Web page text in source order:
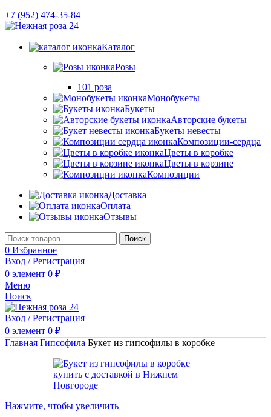
+7 (952) 474-35-84
Каталог
Розы
101 роза
Монобукеты
Букеты
Авторские букеты
Букеты невесты
Композиции-сердца
Цветы в коробке
Цветы в корзине
Композиции
Доставка
Оплата
Отзывы
Поиск
0 Избранное
Вход / Регистрация
0 элемент 0 ₽
Меню
Поиск
Вход / Регистрация
0 элемент 0 ₽
Главная Гипсофила Букет из гипсофилы в коробке
Нажмите, чтобы увеличить